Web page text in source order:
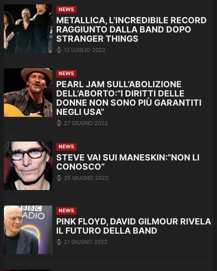
NEWS
METALLICA, L’INCREDIBILE RECORD
RAGGIUNTO DALLA BAND DOPO
STRANGER THINGS
12 LUGLIO 2022
NEWS
PEARL JAM SULL’ABOLIZIONE
DELL’ABORTO:”I DIRITTI DELLE
DONNE NON SONO PIÙ GARANTITI
NEGLI USA”
27 GIUGNO 2022
NEWS
STEVE VAI SUI MANESKIN:”NON LI
CONOSCO”
25 GIUGNO 2022
NEWS
PINK FLOYD, DAVID GILMOUR RIVELA
IL FUTURO DELLA BAND
21 GIUGNO 2022